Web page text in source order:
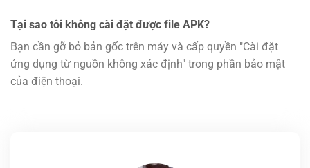
Tại sao tôi không cài đặt được file APK?
Bạn cần gỡ bỏ bản gốc trên máy và cấp quyền "Cài đặt
ứng dụng từ nguồn không xác định" trong phần bảo mật
của điện thoại.